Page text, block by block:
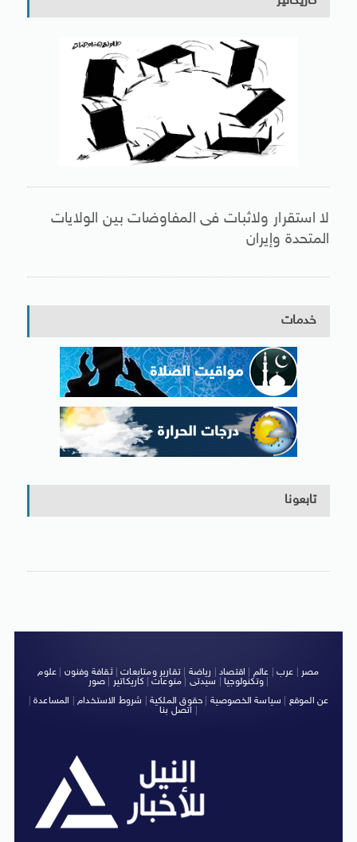
لا استقرار ولاثبات فى المفاوضات بين الولايات
المتحدة وإيران
خدمات
تابعونا
مصر عرب عالم اقتصاد رياضة |تقارير ومتابعات|ثقافة وفنون
علوم
وتكنولوجيا| سيدتى منوعات كاريكاتير صور
|
عن الموقع
سياسة الخصوصية حقوق الملكية شروط الاستخدام| المساعدة|
اتصل بنا